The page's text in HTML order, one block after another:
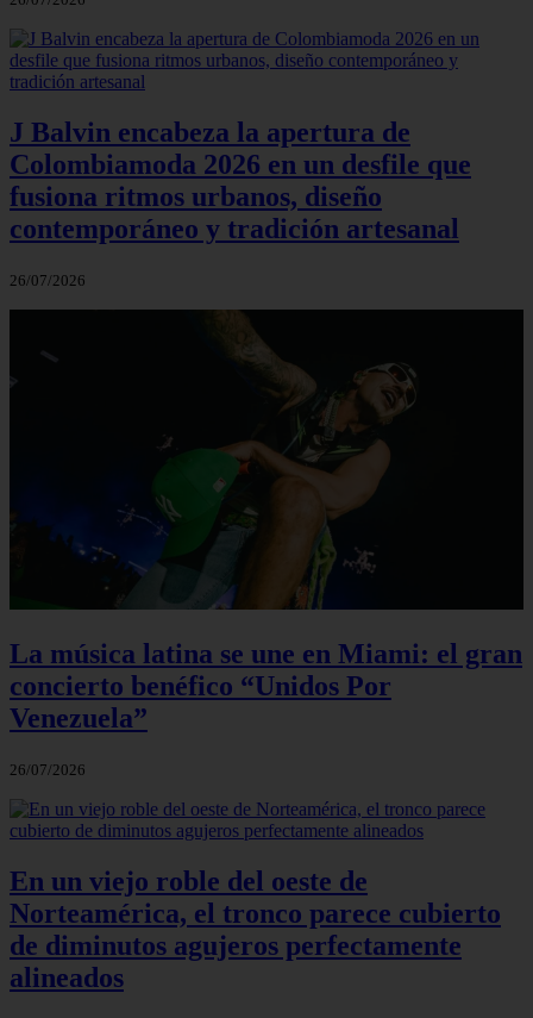
J Balvin encabeza la apertura de
Colombiamoda 2026 en un desfile que
fusiona ritmos urbanos, diseño
contemporáneo y tradición artesanal
26/07/2026
La música latina se une en Miami: el gran
concierto benéfico “Unidos Por
Venezuela”
26/07/2026
En un viejo roble del oeste de
Norteamérica, el tronco parece cubierto
de diminutos agujeros perfectamente
alineados